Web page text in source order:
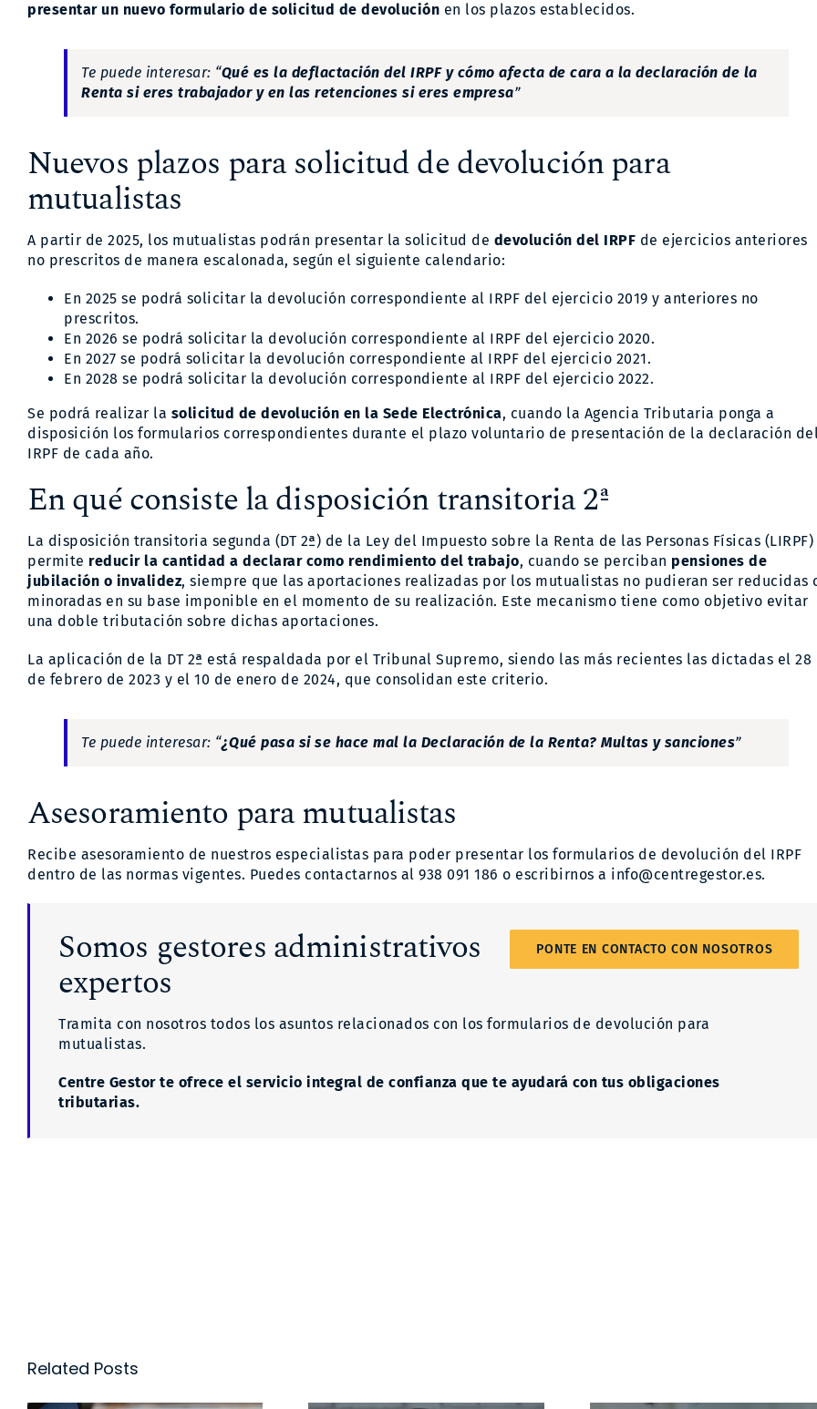
presentar un nuevo formulario de solicitud de devolución en los plazos establecidos.
Te puede interesar: “Qué es la deflactación del IRPF y cómo afecta de cara a la declaración de la
Renta si eres trabajador y en las retenciones si eres empresa”
Nuevos plazos para solicitud de devolución para
mutualistas
A partir de 2025, los mutualistas podrán presentar la solicitud de devolución del IRPF de ejercicios anteriores
no prescritos de manera escalonada, según el siguiente calendario:
En 2025 se podrá solicitar la devolución correspondiente al IRPF del ejercicio 2019 y anteriores no
prescritos.
En 2026 se podrá solicitar la devolución correspondiente al IRPF del ejercicio 2020.
En 2027 se podrá solicitar la devolución correspondiente al IRPF del ejercicio 2021.
En 2028 se podrá solicitar la devolución correspondiente al IRPF del ejercicio 2022.
Se podrá realizar la solicitud de devolución en la Sede Electrónica, cuando la Agencia Tributaria ponga a
disposición los formularios correspondientes durante el plazo voluntario de presentación de la declaración
IRPF de cada año.
En qué consiste la disposición transitoria 2ª
La disposición transitoria segunda (DT 2ª) de la Ley del Impuesto sobre la Renta de las Personas Físicas (LIRPF)
permite reducir la cantidad a declarar como rendimiento del trabajo, cuando se perciban pensiones de
jubilación o invalidez, siempre que las aportaciones realizadas por los mutualistas no pudieran ser reducidas
minoradas en su base imponible en el momento de su realización. Este mecanismo tiene como objetivo evitar
una doble tributación sobre dichas aportaciones.
La aplicación de la DT 2ª está respaldada por el Tribunal Supremo, siendo las más recientes las dictadas el 28
de febrero de 2023 y el 10 de enero de 2024, que consolidan este criterio.
Te puede interesar: “¿Qué pasa si se hace mal la Declaración de la Renta? Multas y sanciones”
Asesoramiento para mutualistas
Recibe asesoramiento de nuestros especialistas para poder presentar los formularios de devolución del IRPF
dentro de las normas vigentes. Puedes contactarnos al 938 091 186 o escribirnos a info@centregestor.es.
PONTE EN CONTACTO CON NOSOTROS
Somos gestores administrativos
expertos
Tramita con nosotros todos los asuntos relacionados con los formularios de devolución para
mutualistas.
Centre Gestor te ofrece el servicio integral de confianza que te ayudará con tus obligaciones
tributarias.
Related Posts